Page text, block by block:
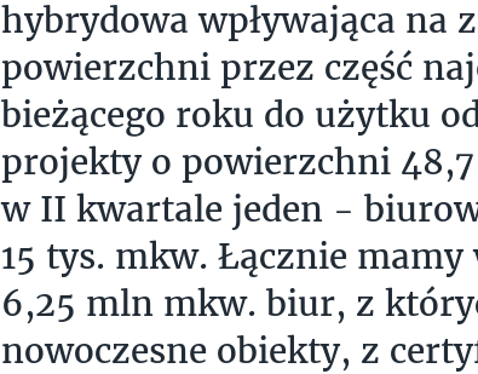
hybrydowa wpływająca na
powierzchni przez część
bieżącego roku do użytku
projekty o powierzchni
w II kwartale jeden -
15 tys. mkw. Łącznie
6,25 mln mkw. biur, z
nowoczesne obiekty, z